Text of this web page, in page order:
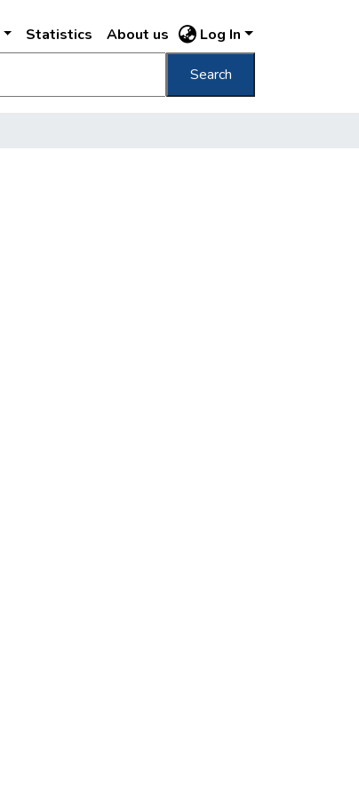
Statistics About us Log In
Search